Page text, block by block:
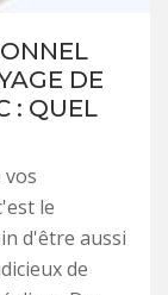
DE
: QUEL
le
d'être aussi
de